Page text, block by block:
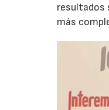
resultados
más